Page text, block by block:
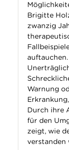
Brigitte
zwanzig
Warnung
Durch ihre
für den
zeigt, wie
verstanden